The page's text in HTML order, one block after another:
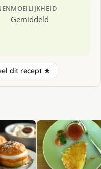
MOEILIJKHEID
Gemiddeld
dit recept ★